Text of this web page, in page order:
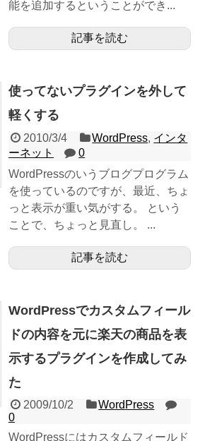
能を追加するということができ...
記事を読む
使ってないプラグインを外して
軽くする
2010/3/4 WordPress, インタ
ーネット
0
WordPressのいうブログプログラム
を使っているのですが、最近、ちょ
っと表示が重い気がする。 という
ことで、ちょっと見直し。 ...
記事を読む
WordPressでカスタムフィール
ドの内容を元に楽天の商品を表
示するプラグインを作成してみ
た
2009/10/2
WordPress
0
WordPressにはカスタムフィールド